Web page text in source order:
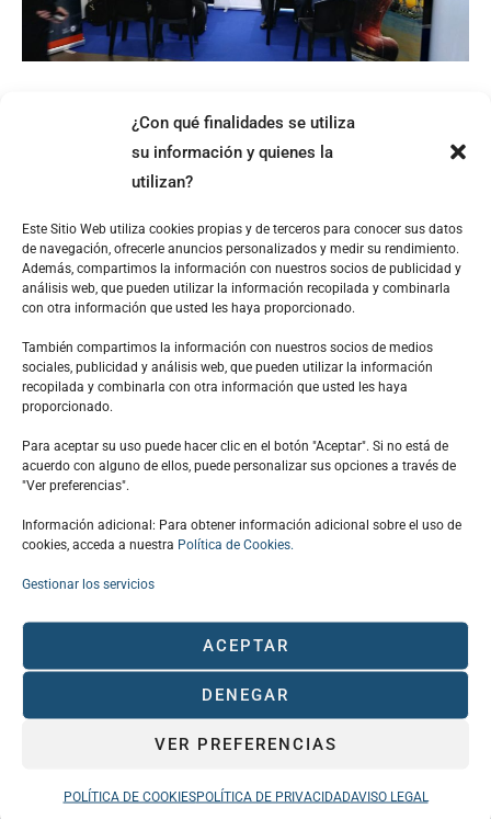
¿Con qué finalidades se utiliza
su información y quienes la
utilizan?
Este Sitio Web utiliza cookies propias y de terceros para conocer sus datos
de navegación, ofrecerle anuncios personalizados y medir su rendimiento.
Además, compartimos la información con nuestros socios de publicidad y
análisis web, que pueden utilizar la información recopilada y combinarla
con otra información que usted les haya proporcionado.
También compartimos la información con nuestros socios de medios
sociales, publicidad y análisis web, que pueden utilizar la información
recopilada y combinarla con otra información que usted les haya
proporcionado.
Para aceptar su uso puede hacer clic en el botón "Aceptar". Si no está de
acuerdo con alguno de ellos, puede personalizar sus opciones a través de
"Ver preferencias".
Información adicional: Para obtener información adicional sobre el uso de
cookies, acceda a nuestra Política de Cookies.
Gestionar los servicios
ACEPTAR
DENEGAR
VER PREFERENCIAS
POLÍTICA DE COOKIESPOLÍTICA DE PRIVACIDADAVISO LEGAL
El Clúster Marítimo Naval
y la Agencia Idea
participan en una misión
comercial a Navalia 2018
sesiones B2B Cádiz, 24 de mayo de 2018.- Empresas del
Clúster Marítimo Naval Cádiz, conjuntamente con la
Agencia
Idea
comercial
a
Navalia
2018
Leer más »
presidente
de
invitado